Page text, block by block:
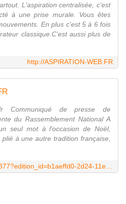
L'aspiration centralisée, c'est
à une prise murale. Vous êtes
En plus c'est 5 à 6 fois
classique.C'est aussi plus de
http://ASPIRATION-WEB.FR
Communiqué de presse de
du Rassemblement National A
seul mot à l'occasion de Noël,
à une autre tradition française,